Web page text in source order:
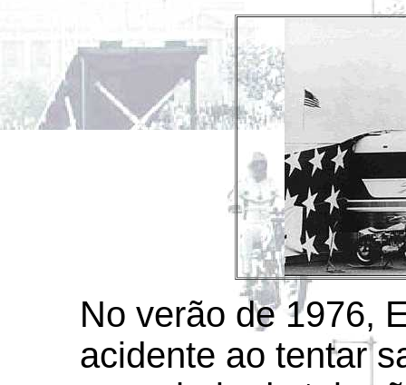
No verão de 1976,
acidente ao tentar